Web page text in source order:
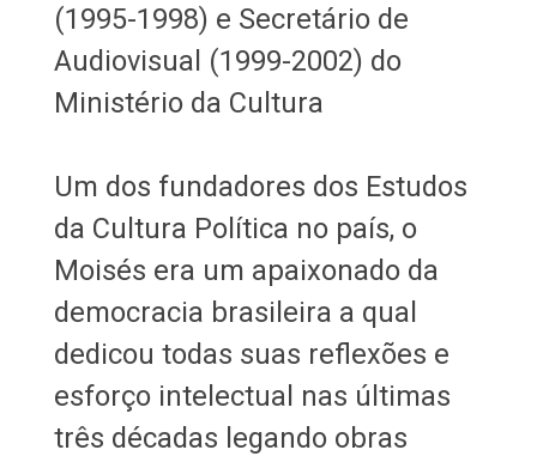
(1995-1998) e Secretário de
Audiovisual (1999-2002) do
Ministério da Cultura
Um dos fundadores dos Estudos
da Cultura Política no país, o
Moisés era um apaixonado da
democracia brasileira a qual
dedicou todas suas reflexões e
esforço intelectual nas últimas
três décadas legando obras